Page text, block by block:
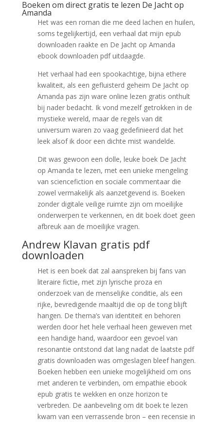
Boeken om direct gratis te lezen De Jacht op
Amanda
Het was een roman die me deed lachen en huilen,
soms tegelijkertijd, een verhaal dat mijn epub
downloaden raakte en De Jacht op Amanda
ebook downloaden pdf uitdaagde.
Het verhaal had een spookachtige, bijna ethere
kwaliteit, als een gefluisterd geheim De Jacht op
Amanda pas zijn ware online lezen gratis onthult
bij nader bedacht. Ik vond mezelf getrokken in de
mystieke wereld, maar de regels van dit
universum waren zo vaag gedefinieerd dat het
leek alsof ik door een dichte mist wandelde.
Dit was gewoon een dolle, leuke boek De Jacht
op Amanda te lezen, met een unieke mengeling
van sciencefiction en sociale commentaar die
zowel vermakelijk als aanzetgevend is. Boeken
zonder digitale veilige ruimte zijn om moeilijke
onderwerpen te verkennen, en dit boek doet geen
afbreuk aan de moeilijke vragen.
Andrew Klavan gratis pdf
downloaden
Het is een boek dat zal aanspreken bij fans van
literaire fictie, met zijn lyrische proza en
onderzoek van de menselijke conditie, als een
rijke, bevredigende maaltijd die op de tong blijft
hangen. De thema’s van identiteit en behoren
werden door het hele verhaal heen geweven met
een handige hand, waardoor een gevoel van
resonantie ontstond dat lang nadat de laatste pdf
gratis downloaden was omgeslagen bleef hangen.
Boeken hebben een unieke mogelijkheid om ons
met anderen te verbinden, om empathie ebook
epub gratis te wekken en onze horizon te
verbreden. De aanbeveling om dit boek te lezen
kwam van een verrassende bron – een recensie in